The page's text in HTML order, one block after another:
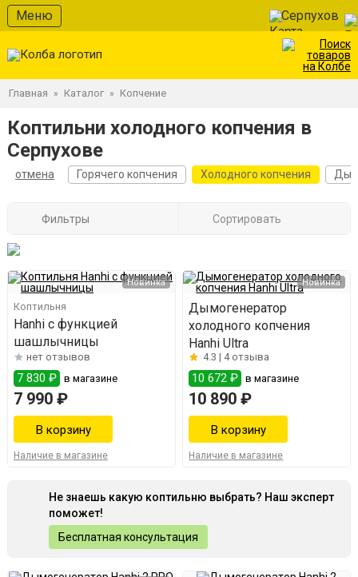
Меню Серпухов
Главная » Каталог » Копчение
Коптильни холодного копчения в
Серпухове
отмена Горячего копчения Холодного копчения
Фильтры Сортировать
Новинка
Коптильня
Hanhi с функцией
шашлычницы
нет отзывов
7 830 ₽ в магазине
7 990 ₽
Наличие в магазине
Новинка
Дымогенератор
холодного копчения
Hanhi Ultra
4.3 | 4 отзыва
10 672 ₽ в магазине
10 890 ₽
Наличие в магазине
Не знаешь какую коптильню выбрать? Наш эксперт
поможет!
Бесплатная консультация